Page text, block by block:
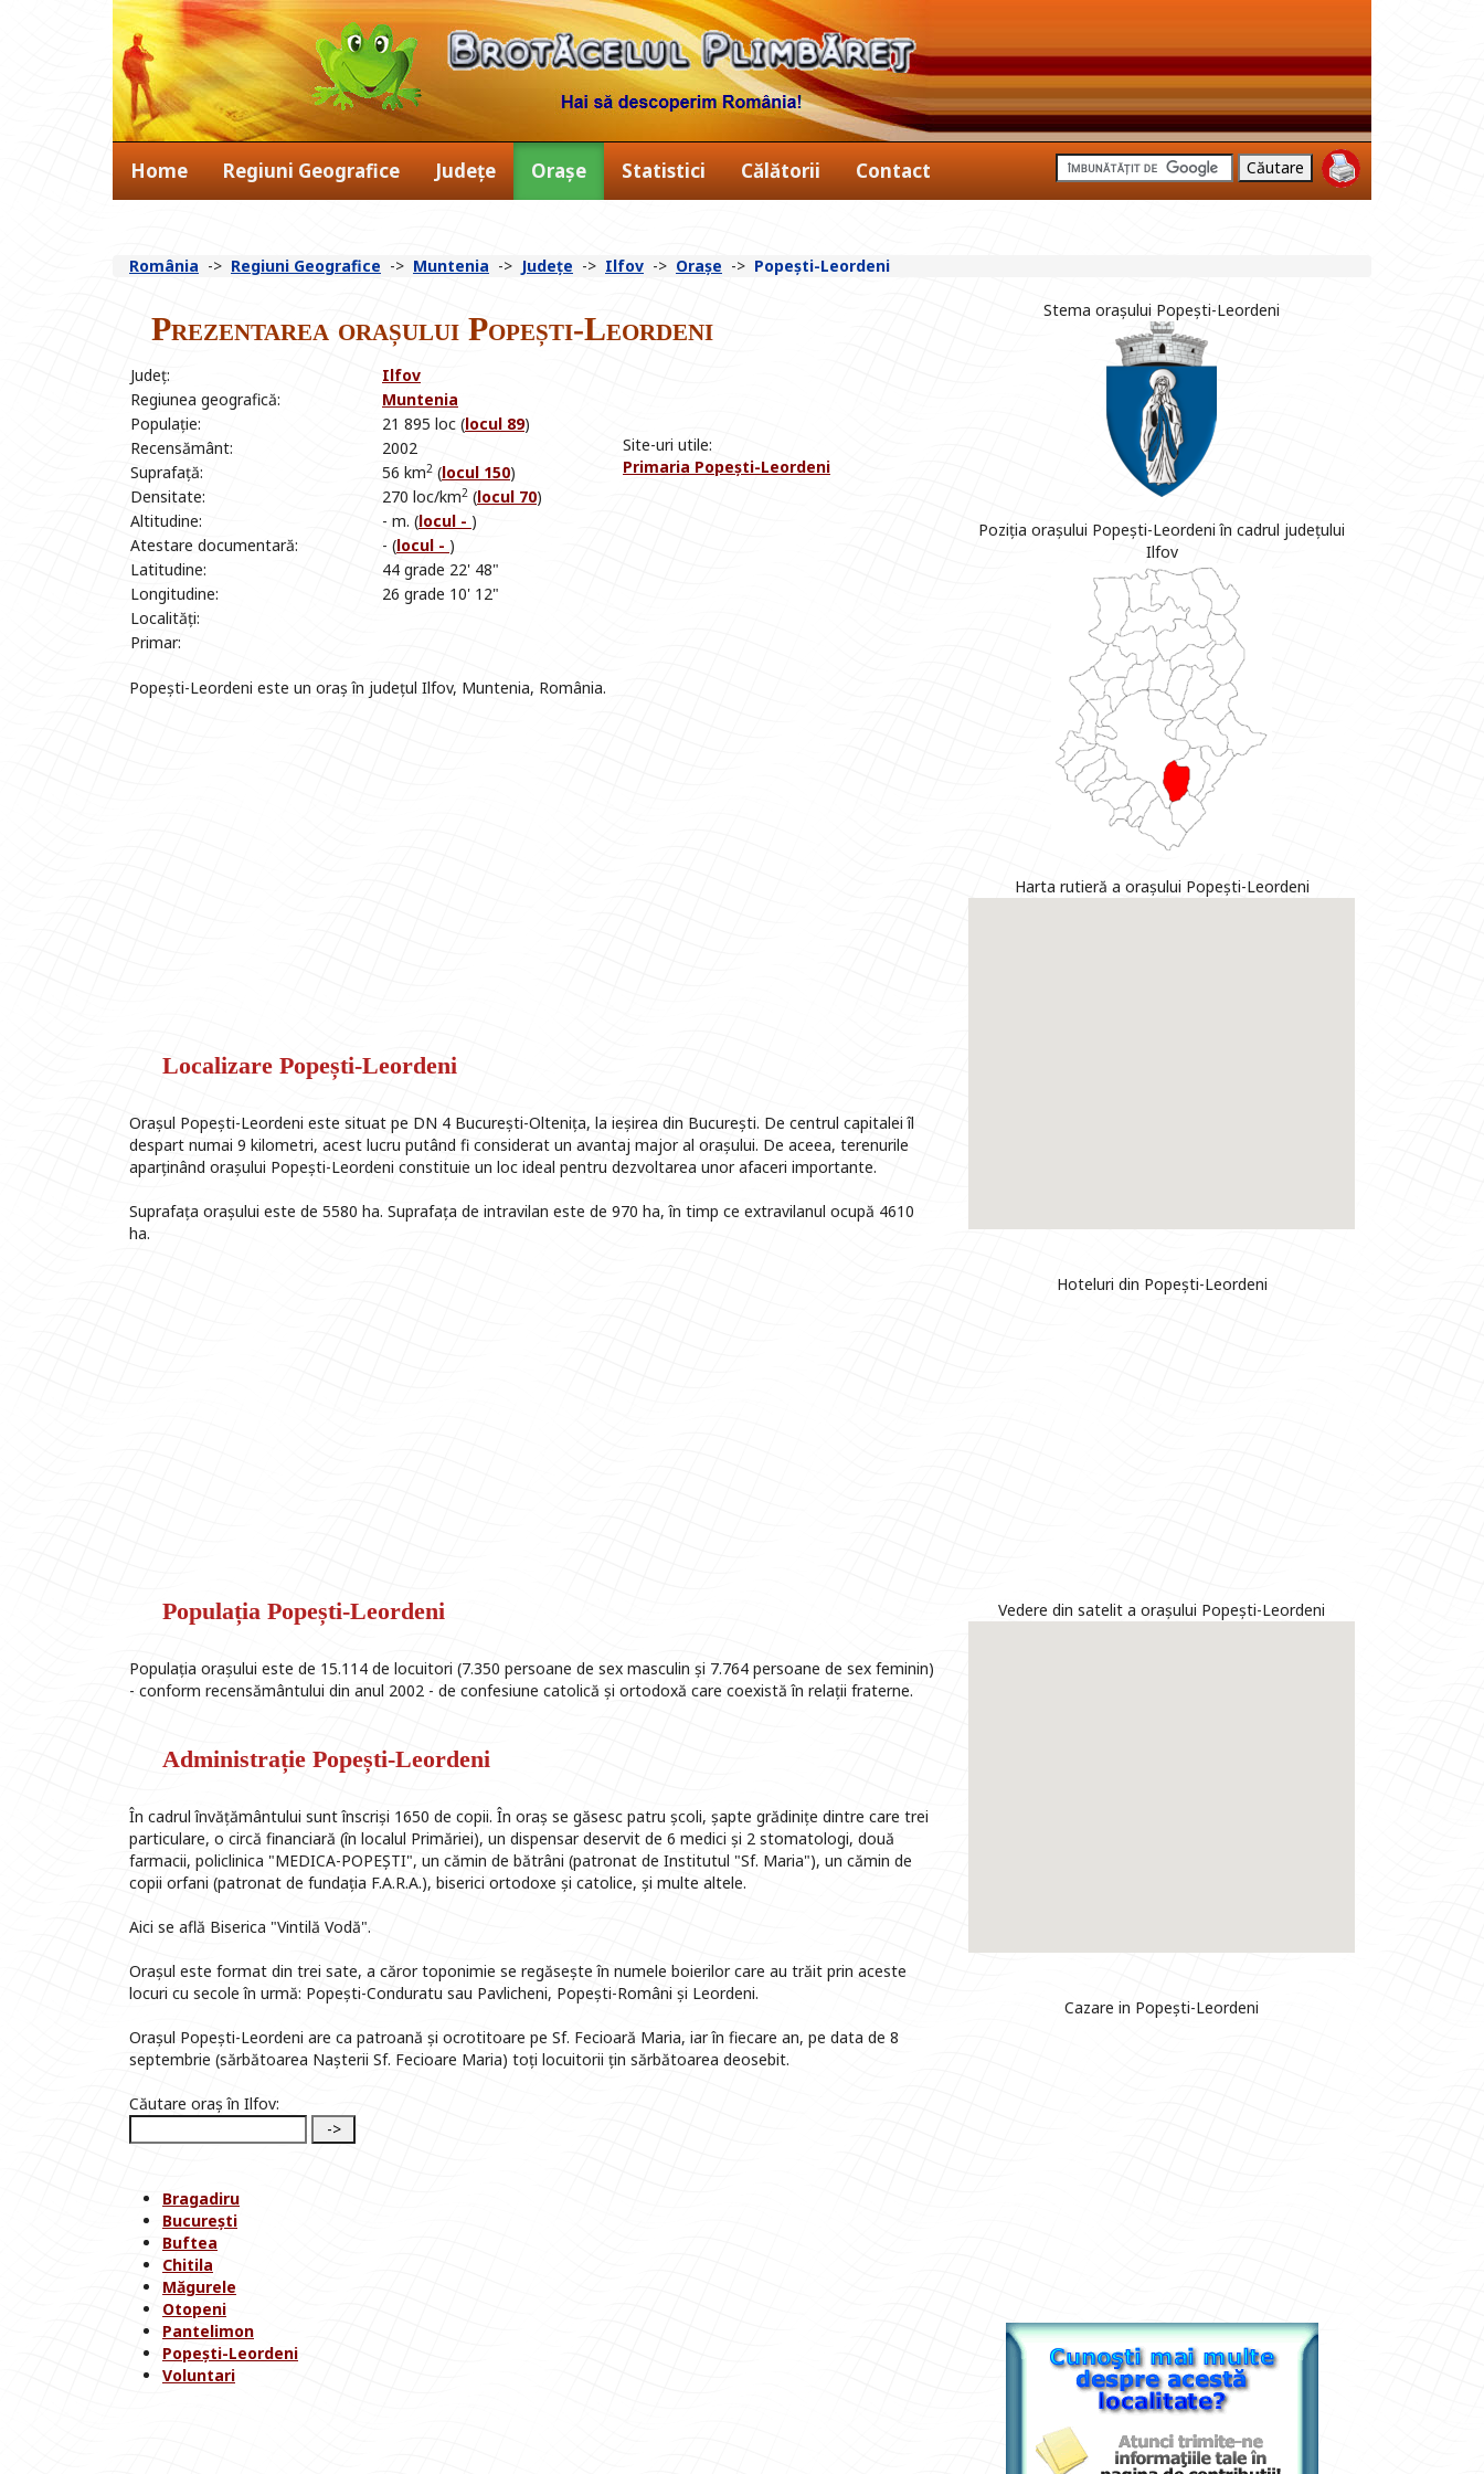
Home Regiuni Geografice Județe Orașe Statistici Călătorii Contact
România -> Regiuni Geografice -> Muntenia -> Județe -> Ilfov -> Orașe -> Popești-Leordeni
Prezentarea orașului Popești-Leordeni
Județ: Ilfov
Site-uri utile:
Primaria Popești-Leordeni
Regiunea geografică:
Muntenia
Populație:
21 895 loc (locul 89)
Recensământ:
2002
Suprafață:
56 km2 (locul 150)
Densitate:
270 loc/km2 (locul 70)
Altitudine:
- m. (locul - )
Atestare documentară:
- (locul - )
Latitudine:
44 grade 22' 48"
Longitudine:
26 grade 10' 12"
Localități:
Primar:
Popești-Leordeni este un oraș în județul Ilfov, Muntenia, România.
Localizare Popești-Leordeni
Orașul Popești-Leordeni este situat pe DN 4 București-Oltenița, la ieșirea din București. De centrul capitalei îl
despart numai 9 kilometri, acest lucru putând fi considerat un avantaj major al orașului. De aceea, terenurile
aparținând orașului Popești-Leordeni constituie un loc ideal pentru dezvoltarea unor afaceri importante.
Suprafața orașului este de 5580 ha. Suprafața de intravilan este de 970 ha, în timp ce extravilanul ocupă 4610
ha.
Populația Popești-Leordeni
Populația orașului este de 15.114 de locuitori (7.350 persoane de sex masculin și 7.764 persoane de sex feminin)
- conform recensământului din anul 2002 - de confesiune catolică și ortodoxă care coexistă în relații fraterne.
Administrație Popești-Leordeni
În cadrul învățământului sunt înscriși 1650 de copii. În oraș se găsesc patru școli, șapte grădinițe dintre care trei
particulare, o circă financiară (în localul Primăriei), un dispensar deservit de 6 medici și 2 stomatologi, două
farmacii, policlinica "MEDICA-POPEȘTI", un cămin de bătrâni (patronat de Institutul "Sf. Maria"), un cămin de
copii orfani (patronat de fundația F.A.R.A.), biserici ortodoxe și catolice, și multe altele.
Aici se află Biserica "Vintilă Vodă".
Orașul este format din trei sate, a căror toponimie se regăsește în numele boierilor care au trăit prin aceste
locuri cu secole în urmă: Popești-Conduratu sau Pavlicheni, Popești-Români și Leordeni.
Orașul Popești-Leordeni are ca patroană și ocrotitoare pe Sf. Fecioară Maria, iar în fiecare an, pe data de 8
septembrie (sărbătoarea Nașterii Sf. Fecioare Maria) toți locuitorii țin sărbătoarea deosebit.
Căutare oraș în Ilfov:
Bragadiru
București
Buftea
Chitila
Măgurele
Otopeni
Pantelimon
Popești-Leordeni
Voluntari
Stema orașului Popești-Leordeni
Poziția orașului Popești-Leordeni în cadrul județului
Ilfov
Harta rutieră a orașului Popești-Leordeni
Hoteluri din Popești-Leordeni
Vedere din satelit a orașului Popești-Leordeni
Cazare in Popești-Leordeni